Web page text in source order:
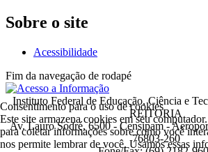
Sobre o site
Acessibilidade
Fim da navegação de rodapé
Instituto Federal de Educação, Ciência e
REITORIA
Av. Lauro Sodré, 6500 - Censipam -
76803-260
Consentimento para o uso de cookies
Este site armazena cookies em seu
para coletar informações sobre como você
nos permite lembrar de você. Usamos essas